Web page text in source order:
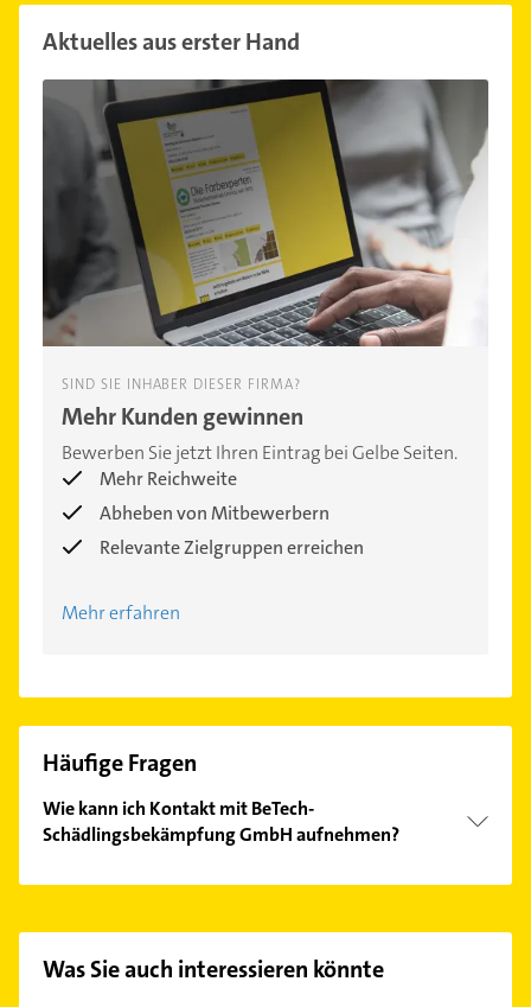
Aktuelles aus erster Hand
SIND SIE INHABER DIESER FIRMA?
Mehr Kunden gewinnen
Bewerben Sie jetzt Ihren Eintrag bei Gelbe Seiten.
Mehr Reichweite
Abheben von Mitbewerbern
Relevante Zielgruppen erreichen
Mehr erfahren
Häufige Fragen
Wie kann ich Kontakt mit BeTech-
Schädlingsbekämpfung GmbH aufnehmen?
auswählen. Hier finden Sie alleKontaktdaten
Was Sie auch interessieren könnte